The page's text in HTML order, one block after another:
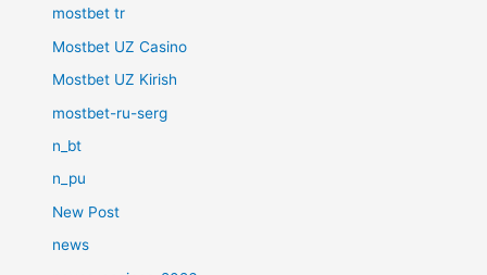
mostbet tr
Mostbet UZ Casino
Mostbet UZ Kirish
mostbet-ru-serg
n_bt
n_pu
New Post
news